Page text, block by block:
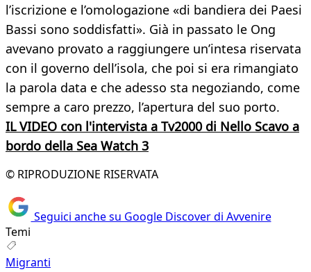
l’iscrizione e l’omologazione «di bandiera dei Paesi
Bassi sono soddisfatti». Già in passato le Ong
avevano provato a raggiungere un’intesa riservata
con il governo dell’isola, che poi si era rimangiato
la parola data e che adesso sta negoziando, come
sempre a caro prezzo, l’apertura del suo porto.
IL VIDEO con l'intervista a Tv2000 di Nello Scavo a
bordo della Sea Watch 3
© RIPRODUZIONE RISERVATA
Seguici anche su Google Discover di Avvenire
Temi
Migranti